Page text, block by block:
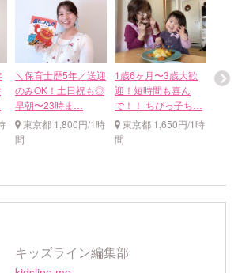
＼保育士歴5年／送迎
のみOK！土日祝も◎
早朝〜23時ま…
東京都 1,800円/1時
間
1歳6ヶ月〜3歳大歓
迎！短時間も喜ん
で！！ ちびっ子ち…
東京都 1,650円/1時
間
保育
育
キッズライン編集部